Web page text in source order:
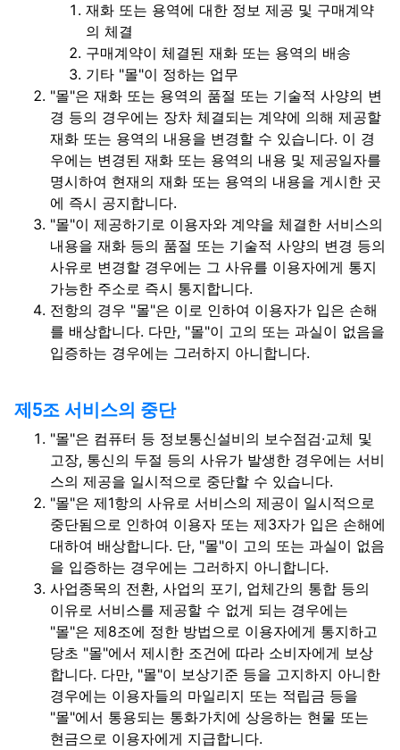
재화 또는 용역에 대한 정보 제공 및 구매계약
의 체결
구매계약이 체결된 재화 또는 용역의 배송
기타 "몰"이 정하는 업무
"몰"은 재화 또는 용역의 품절 또는 기술적 사양의 변
경 등의 경우에는 장차 체결되는 계약에 의해 제공할
재화 또는 용역의 내용을 변경할 수 있습니다. 이 경
우에는 변경된 재화 또는 용역의 내용 및 제공일자를
명시하여 현재의 재화 또는 용역의 내용을 게시한 곳
에 즉시 공지합니다.
"몰"이 제공하기로 이용자와 계약을 체결한 서비스의
내용을 재화 등의 품절 또는 기술적 사양의 변경 등의
사유로 변경할 경우에는 그 사유를 이용자에게 통지
가능한 주소로 즉시 통지합니다.
전항의 경우 "몰"은 이로 인하여 이용자가 입은 손해
를 배상합니다. 다만, "몰"이 고의 또는 과실이 없음을
입증하는 경우에는 그러하지 아니합니다.
제5조 서비스의 중단
"몰"은 컴퓨터 등 정보통신설비의 보수점검·교체 및
고장, 통신의 두절 등의 사유가 발생한 경우에는 서비
스의 제공을 일시적으로 중단할 수 있습니다.
"몰"은 제1항의 사유로 서비스의 제공이 일시적으로
중단됨으로 인하여 이용자 또는 제3자가 입은 손해에
대하여 배상합니다. 단, "몰"이 고의 또는 과실이 없음
을 입증하는 경우에는 그러하지 아니합니다.
사업종목의 전환, 사업의 포기, 업체간의 통합 등의
이유로 서비스를 제공할 수 없게 되는 경우에는
"몰"은 제8조에 정한 방법으로 이용자에게 통지하고
당초 "몰"에서 제시한 조건에 따라 소비자에게 보상
합니다. 다만, "몰"이 보상기준 등을 고지하지 아니한
경우에는 이용자들의 마일리지 또는 적립금 등을
"몰"에서 통용되는 통화가치에 상응하는 현물 또는
현금으로 이용자에게 지급합니다.